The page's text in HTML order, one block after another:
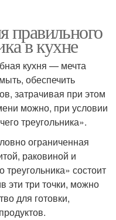
правильного
в кухне
кухня — мечта
обеспечить
затрачивая при этом
можно, при условии
треугольника».
ограниченная
раковиной и
состоит
эти три точки, можно
для готовки,